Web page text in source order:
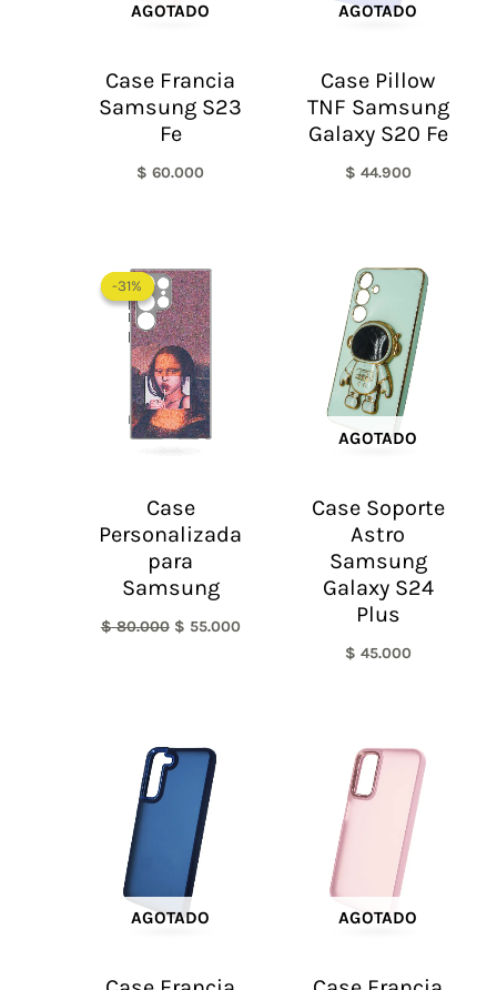
AGOTADO
Case Francia
Samsung S23
Fe
$ 60.000
AGOTADO
Case Pillow
TNF Samsung
Galaxy S20 Fe
$ 44.900
-31%
-31%
Case
Personalizada
para
Samsung
$80.000
precio
original
era:
$ 80.000.
$ 55.000
AGOTADO
Case Soporte
Astro
Samsung
Galaxy S24
Plus
$ 45.000
AGOTADO AGOTADO